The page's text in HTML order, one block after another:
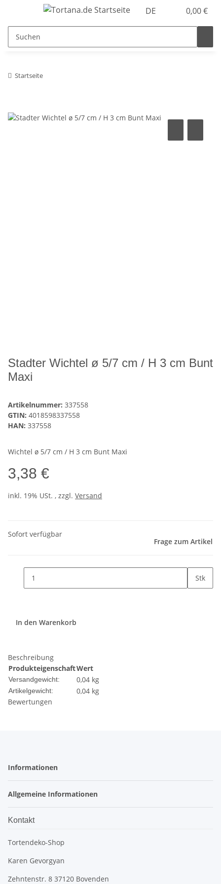
DE 0,00 €
Startseite
Stadter Wichtel ø 5/7 cm / H 3 cm Bunt
Maxi
Artikelnummer: 337558
GTIN: 4018598337558
HAN: 337558
Wichtel ø 5/7 cm / H 3 cm Bunt Maxi
3,38 €
inkl. 19% USt. , zzgl. Versand
Sofort verfügbar
Frage zum Artikel
Stk
In den Warenkorb
Beschreibung
ProdukteigenschaftWert
Versandgewicht: 0,04 kg
Artikelgewicht: 0,04 kg
Bewertungen
Informationen
Allgemeine Informationen
Kontakt
Tortendeko-Shop
Karen Gevorgyan
Zehntenstr. 8 37120 Bovenden